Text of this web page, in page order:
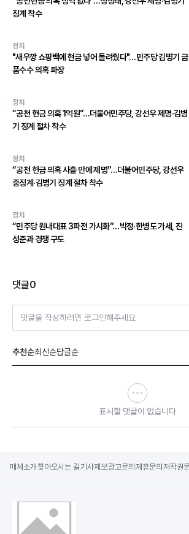
징계 착수
정치
"새우깡 쇼핑백에 현금 넣어 돌려줬다"…민주당 김병기 금
품수수 의혹 파장
정치
“공천 헌금 의혹 1억원”…더불어민주당, 강선우 제명·김병
기 징계 절차 착수
정치
“공천 헌금 의혹 사흘 만에 제명”…더불어민주당, 강선우
중징계·김병기 징계 절차 착수
정치
“민주당 원내대표 3파전 가시화”…박정·한병도 가세, 진
성준과 경쟁 구도
댓글0
댓글을 작성하려면 로그인해주세요
추천순최신순답글순
표시할 댓글이 없습니다
매체소개 찾아오시는 길기사제보광고문의 제휴문의 저작권